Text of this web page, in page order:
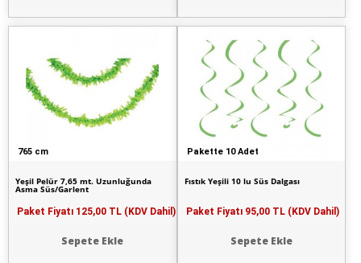
765 cm
Yeşil Pelür 7,65 mt. Uzunluğunda
Asma Süs/Garlent
Paket Fiyatı 125,00 TL (KDV Dahil)
Sepete Ekle
Pakette 10 Adet
Fıstık Yeşili 10 lu Süs Dalgası
Paket Fiyatı 95,00 TL (KDV Dahil)
Sepete Ekle